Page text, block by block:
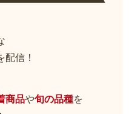
配信！
商品や旬の品種を